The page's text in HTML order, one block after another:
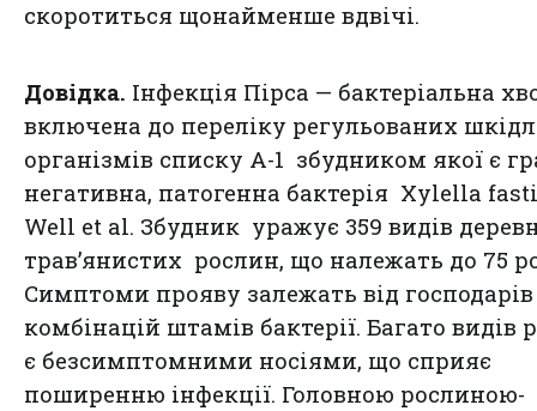
скоротиться щонайменше вдвічі.
Довідка. Інфекція Пірса — бактеріальна
включена до переліку регульованих
організмів списку А-1 збудником якої є
негативна, патогенна бактерія Xylella
Well et al. Збудник уражує 359 видів
трав’янистих рослин, що належать до 75
Симптоми прояву залежать від господарів
комбінацій штамів бактерії. Багато видів
є безсимптомними носіями, що сприяє
поширенню інфекції. Головною рослиною-